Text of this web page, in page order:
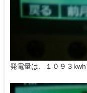
発電量は、１０９３kwh